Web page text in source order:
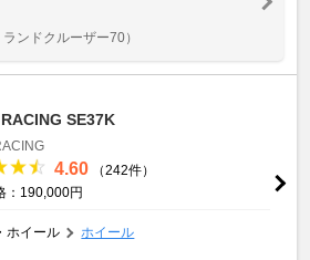
ランドクルーザー70）
SE37K
4.60
（242件）
：190,000円
ホイール ホイール